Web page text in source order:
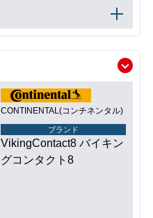
CONTINENTAL(コンチネンタル)
ブランド
VikingContact8 バイキン
グコンタクト8